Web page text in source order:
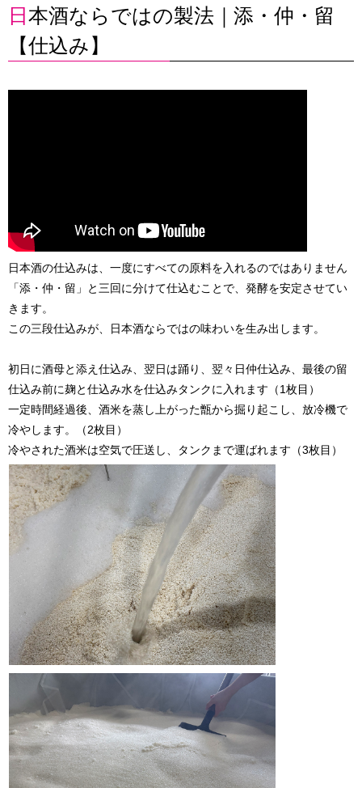
日本酒ならではの製法｜添・仲・留
【仕込み】
日本酒の仕込みは、一度にすべての原料を入れるのではありません
「添・仲・留」と三回に分けて仕込むことで、発酵を安定させてい
きます。
この三段仕込みが、日本酒ならではの味わいを生み出します。
初日に酒母と添え仕込み、翌日は踊り、翌々日仲仕込み、最後の留
仕込み前に麹と仕込み水を仕込みタンクに入れます（1枚目）
一定時間経過後、酒米を蒸し上がった甑から掘り起こし、放冷機で
冷やします。（2枚目）
冷やされた酒米は空気で圧送し、タンクまで運ばれます（3枚目）